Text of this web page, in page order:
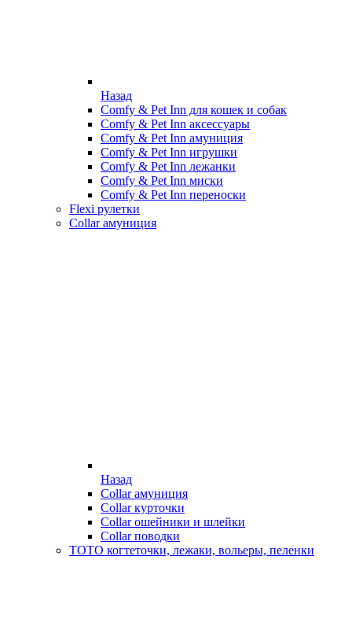
Назад
Comfy & Pet Inn для кошек и собак
Comfy & Pet Inn аксессуары
Comfy & Pet Inn амуниция
Comfy & Pet Inn игрушки
Comfy & Pet Inn лежанки
Comfy & Pet Inn миски
Comfy & Pet Inn переноски
Flexi рулетки
Collar амуниция
Назад
Collar амуниция
Collar курточки
Collar ошейники и шлейки
Collar поводки
ТОТО когтеточки, лежаки, вольеры, пеленки